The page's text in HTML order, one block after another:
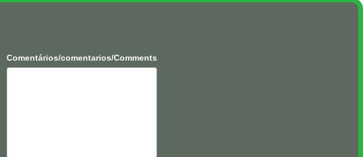
Comentários/comentarios/Comments